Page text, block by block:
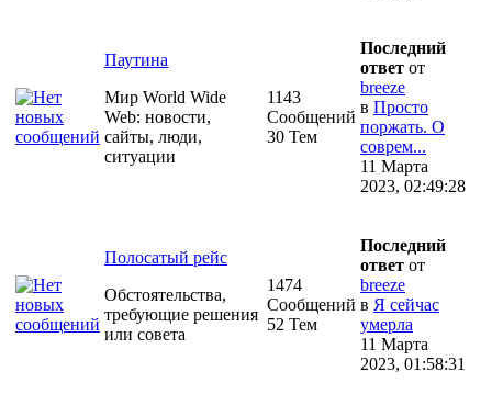
Паутина
Мир World Wide
Web: новости,
сайты, люди,
ситуации
1143
Сообщений
30 Тем
Последний
ответ от
breeze
в Просто
поржать. О
соврем...
11 Марта
2023, 02:49:28
Полосатый рейс
Обстоятельства,
требующие решения
или совета
1474
Сообщений
52 Тем
Последний
ответ от
breeze
в Я сейчас
умерла
11 Марта
2023, 01:58:31